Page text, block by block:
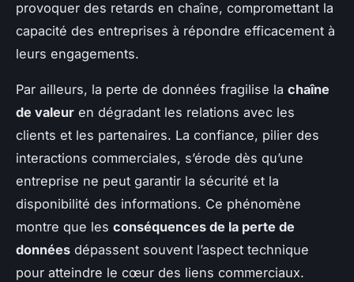
provoquer des retards en chaîne, compromettant la
capacité des entreprises à répondre efficacement à
leurs engagements.
Par ailleurs, la perte de données fragilise la chaîne
de valeur en dégradant les relations avec les
clients et les partenaires. La confiance, pilier des
interactions commerciales, s’érode dès qu’une
entreprise ne peut garantir la sécurité et la
disponibilité des informations. Ce phénomène
montre que les conséquences de la perte de
données dépassent souvent l’aspect technique
pour atteindre le cœur des liens commerciaux.